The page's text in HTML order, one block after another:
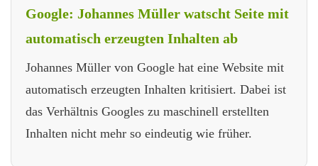
Google: Johannes Müller watscht Seite mit
automatisch erzeugten Inhalten ab
Johannes Müller von Google hat eine Website mit
automatisch erzeugten Inhalten kritisiert. Dabei ist
das Verhältnis Googles zu maschinell erstellten
Inhalten nicht mehr so eindeutig wie früher.